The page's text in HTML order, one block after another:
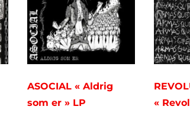
ASOCIAL « Aldrig
som er » LP
«